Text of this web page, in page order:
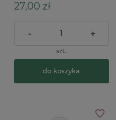
27,00 zł
- +
szt.
do koszyka